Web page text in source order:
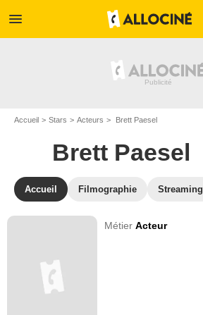
menu
Accueil Stars Acteurs Brett Paesel
Brett Paesel
Accueil Filmographie Streaming
MétierActeur